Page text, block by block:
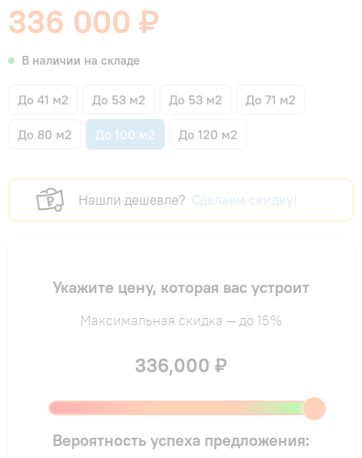
336 000 ₽
В наличии на складе
До 41 м2 До 53 м2 До 53 м2 До 71 м2
До 80 м2 До 100 м2 До 120 м2
Нашли дешевле? Сделаем скидку!
Укажите цену, которая вас устроит
Максимальная скидка — до 15%
336,000 ₽
Вероятность успеха предложения: